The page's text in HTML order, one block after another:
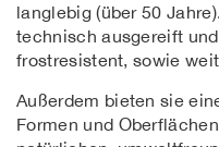
langlebig (über 50
technisch ausgereift
frostresistent, sowie
Außerdem bieten sie
Formen und